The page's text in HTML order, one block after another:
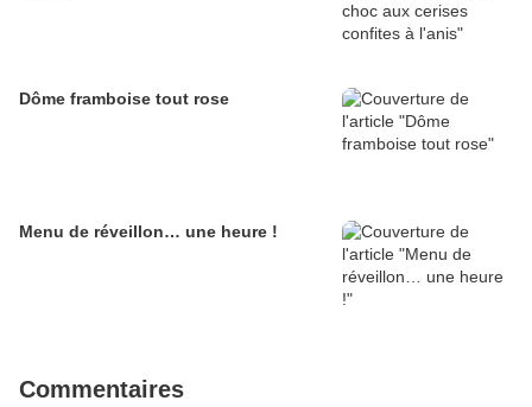
Dôme framboise tout rose
Menu de réveillon… une heure !
Commentaires